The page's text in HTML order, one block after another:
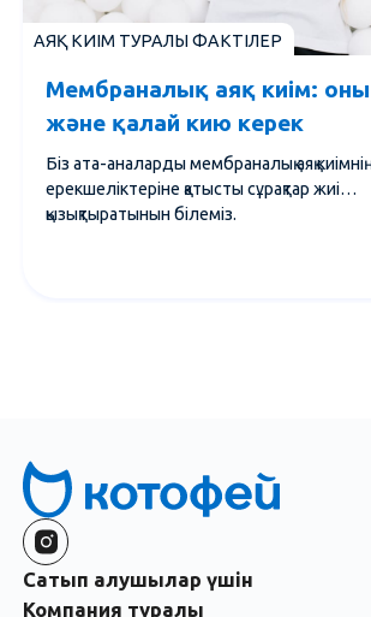
Мембраналық аяқ киім: оны
және қалай кию керек
Біз ата-аналарды мембраналық аяқ
ерекшеліктеріне қатысты сұрақтар жиі
қызықтыратынын білеміз.
АЯҚ КИІМ ТУРАЛЫ ФАКТІЛЕР
Сатып алушылар үшін
Компания туралы